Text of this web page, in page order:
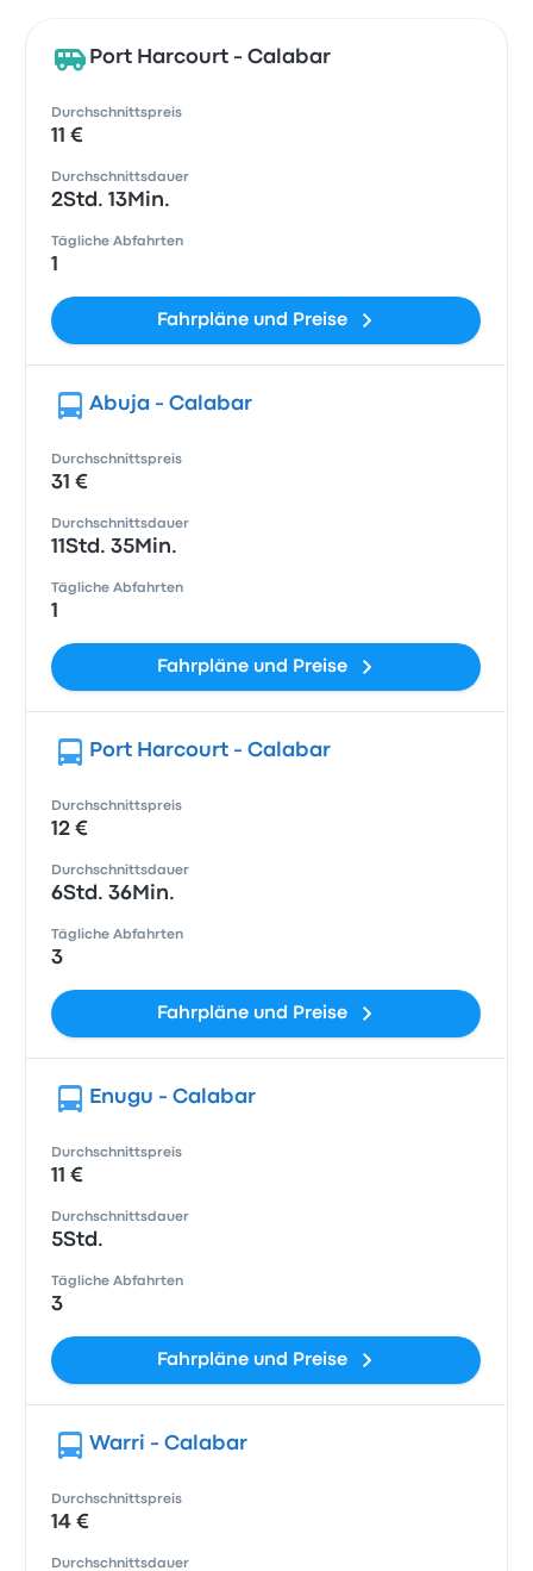
Port Harcourt - Calabar
Durchschnittspreis
11 €
Durchschnittsdauer
2Std. 13Min.
Tägliche Abfahrten
1
Fahrpläne und Preise
Abuja - Calabar
Durchschnittspreis
31 €
Durchschnittsdauer
11Std. 35Min.
Tägliche Abfahrten
1
Fahrpläne und Preise
Port Harcourt - Calabar
Durchschnittspreis
12 €
Durchschnittsdauer
6Std. 36Min.
Tägliche Abfahrten
3
Fahrpläne und Preise
Enugu - Calabar
Durchschnittspreis
11 €
Durchschnittsdauer
5Std.
Tägliche Abfahrten
3
Fahrpläne und Preise
Warri - Calabar
Durchschnittspreis
14 €
Durchschnittsdauer